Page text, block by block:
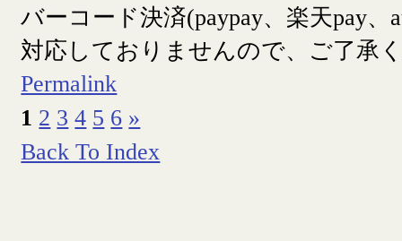
バーコード決済(paypay、楽天pay、
対応しておりませんので、ご了承
Permalink
1 2 3 4 5 6 »
Back To Index